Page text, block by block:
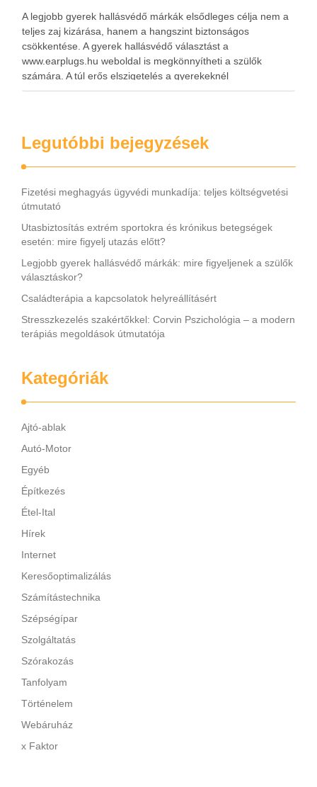
A legjobb gyerek hallásvédő márkák elsődleges célja nem a
teljes zaj kizárása, hanem a hangszint biztonságos
csökkentése. A gyerek hallásvédő választást a
www.earplugs.hu weboldal is megkönnyítheti a szülők
számára. A túl erős elszigetelés a gyerekeknél
kényelmetlenséget, félelmet vagy dezorientáltságot is
Legutóbbi bejegyzések
Fizetési meghagyás ügyvédi munkadíja: teljes költségvetési
útmutató
Utasbiztosítás extrém sportokra és krónikus betegségek
esetén: mire figyelj utazás előtt?
Legjobb gyerek hallásvédő márkák: mire figyeljenek a szülők
választáskor?
Családterápia a kapcsolatok helyreállításért
Stresszkezelés szakértőkkel: Corvin Pszichológia – a modern
terápiás megoldások útmutatója
Kategóriák
Ajtó-ablak
Autó-Motor
Egyéb
Építkezés
Étel-Ital
Hírek
Internet
Keresőoptimalizálás
Számítástechnika
Szépségípar
Szolgáltatás
Szórakozás
Tanfolyam
Történelem
Webáruház
x Faktor